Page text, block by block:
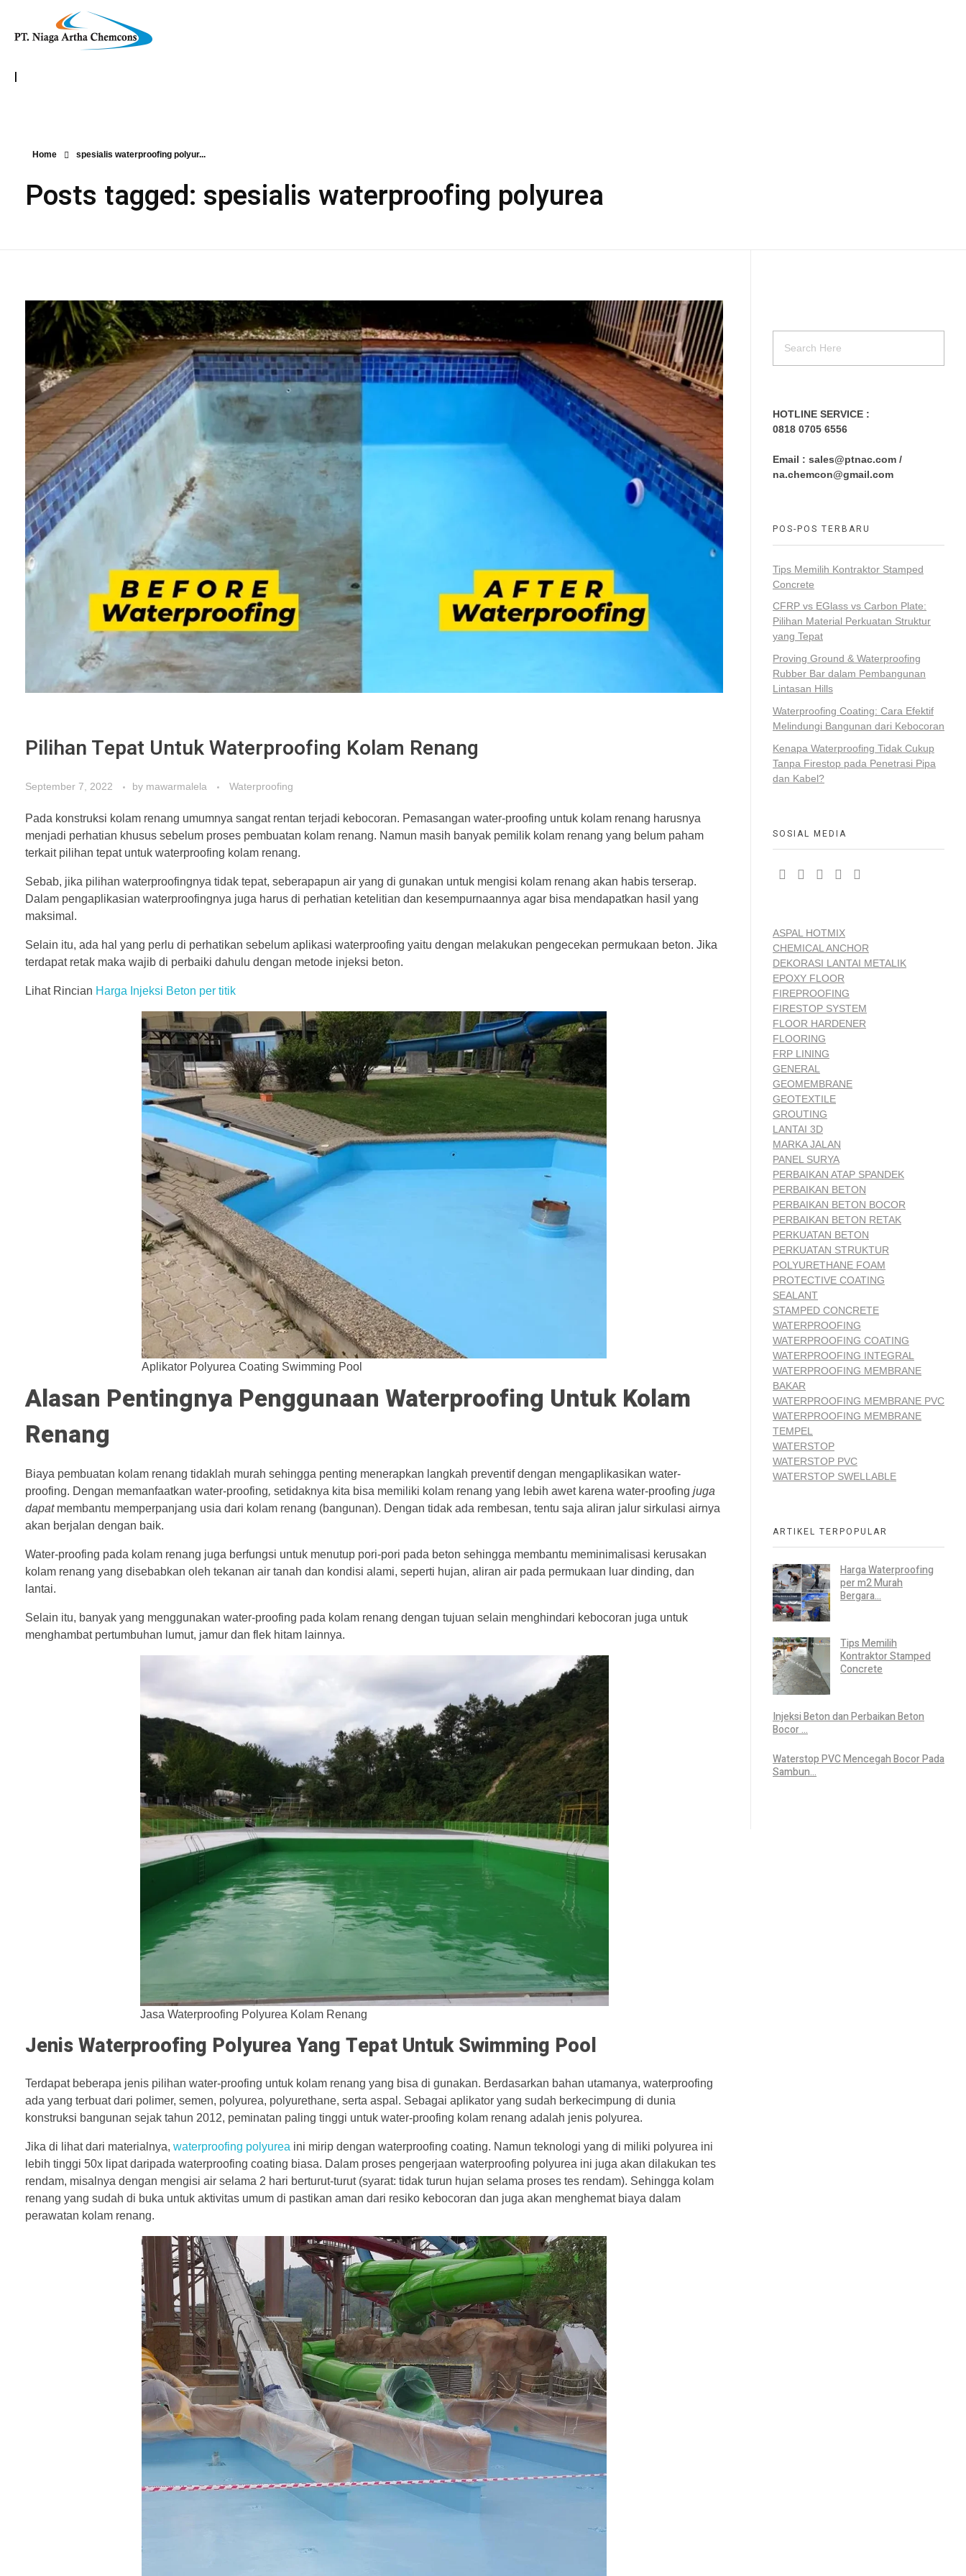
|
Home spesialis waterproofing polyur...
Posts tagged: spesialis waterproofing polyurea
Pilihan Tepat Untuk Waterproofing Kolam Renang
September 7, 2022 by mawarmalela Waterproofing
Pada konstruksi kolam renang umumnya sangat rentan terjadi kebocoran. Pemasangan water-proofing untuk kolam renang harusnya
menjadi perhatian khusus sebelum proses pembuatan kolam renang. Namun masih banyak pemilik kolam renang yang belum paham
terkait pilihan tepat untuk waterproofing kolam renang.
Sebab, jika pilihan waterproofingnya tidak tepat, seberapapun air yang di gunakan untuk mengisi kolam renang akan habis terserap.
Dalam pengaplikasian waterproofingnya juga harus di perhatian ketelitian dan kesempurnaannya agar bisa mendapatkan hasil yang
maksimal.
Selain itu, ada hal yang perlu di perhatikan sebelum aplikasi waterproofing yaitu dengan melakukan pengecekan permukaan beton. Jika
terdapat retak maka wajib di perbaiki dahulu dengan metode injeksi beton.
Lihat Rincian Harga Injeksi Beton per titik
Aplikator Polyurea Coating Swimming Pool
Alasan Pentingnya Penggunaan Waterproofing Untuk Kolam
Renang
Biaya pembuatan kolam renang tidaklah murah sehingga penting menerapkan langkah preventif dengan mengaplikasikan water-
proofing. Dengan memanfaatkan water-proofing, setidaknya kita bisa memiliki kolam renang yang lebih awet karena water-proofing juga
dapat membantu memperpanjang usia dari kolam renang (bangunan). Dengan tidak ada rembesan, tentu saja aliran jalur sirkulasi airnya
akan berjalan dengan baik.
Water-proofing pada kolam renang juga berfungsi untuk menutup pori-pori pada beton sehingga membantu meminimalisasi kerusakan
kolam renang yang disebabkan oleh tekanan air tanah dan kondisi alami, seperti hujan, aliran air pada permukaan luar dinding, dan
lantai.
Selain itu, banyak yang menggunakan water-proofing pada kolam renang dengan tujuan selain menghindari kebocoran juga untuk
menghambat pertumbuhan lumut, jamur dan flek hitam lainnya.
Jasa Waterproofing Polyurea Kolam Renang
Jenis Waterproofing Polyurea Yang Tepat Untuk Swimming Pool
Terdapat beberapa jenis pilihan water-proofing untuk kolam renang yang bisa di gunakan. Berdasarkan bahan utamanya, waterproofing
ada yang terbuat dari polimer, semen, polyurea, polyurethane, serta aspal. Sebagai aplikator yang sudah berkecimpung di dunia
konstruksi bangunan sejak tahun 2012, peminatan paling tinggi untuk water-proofing kolam renang adalah jenis polyurea.
Jika di lihat dari materialnya, waterproofing polyurea ini mirip dengan waterproofing coating. Namun teknologi yang di miliki polyurea ini
lebih tinggi 50x lipat daripada waterproofing coating biasa. Dalam proses pengerjaan waterproofing polyurea ini juga akan dilakukan tes
rendam, misalnya dengan mengisi air selama 2 hari berturut-turut (syarat: tidak turun hujan selama proses tes rendam). Sehingga kolam
renang yang sudah di buka untuk aktivitas umum di pastikan aman dari resiko kebocoran dan juga akan menghemat biaya dalam
perawatan kolam renang.
POS-POS TERBARU
Tips Memilih Kontraktor Stamped
Concrete
CFRP vs EGlass vs Carbon Plate:
Pilihan Material Perkuatan Struktur
yang Tepat
Proving Ground & Waterproofing
Rubber Bar dalam Pembangunan
Lintasan Hills
Waterproofing Coating: Cara Efektif
Melindungi Bangunan dari Kebocoran
Kenapa Waterproofing Tidak Cukup
Tanpa Firestop pada Penetrasi Pipa
dan Kabel?
SOSIAL MEDIA
ASPAL HOTMIX
CHEMICAL ANCHOR
DEKORASI LANTAI METALIK
EPOXY FLOOR
FIREPROOFING
FIRESTOP SYSTEM
FLOOR HARDENER
FLOORING
FRP LINING
GENERAL
GEOMEMBRANE
GEOTEXTILE
GROUTING
LANTAI 3D
MARKA JALAN
PANEL SURYA
PERBAIKAN ATAP SPANDEK
PERBAIKAN BETON
PERBAIKAN BETON BOCOR
PERBAIKAN BETON RETAK
PERKUATAN BETON
PERKUATAN STRUKTUR
POLYURETHANE FOAM
PROTECTIVE COATING
SEALANT
STAMPED CONCRETE
WATERPROOFING
WATERPROOFING COATING
WATERPROOFING INTEGRAL
WATERPROOFING MEMBRANE
BAKAR
WATERPROOFING MEMBRANE PVC
WATERPROOFING MEMBRANE
TEMPEL
WATERSTOP
WATERSTOP PVC
WATERSTOP SWELLABLE
ARTIKEL TERPOPULAR
Harga Waterproofing
per m2 Murah
Bergara...
Tips Memilih
Kontraktor Stamped
Concrete
Injeksi Beton dan Perbaikan Beton
Bocor ...
Waterstop PVC Mencegah Bocor Pada
Sambun...